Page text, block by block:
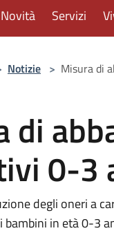
Novità Servizi
Notizie > Misura di
di
0-3
degli oneri a
bambini in età 0-3